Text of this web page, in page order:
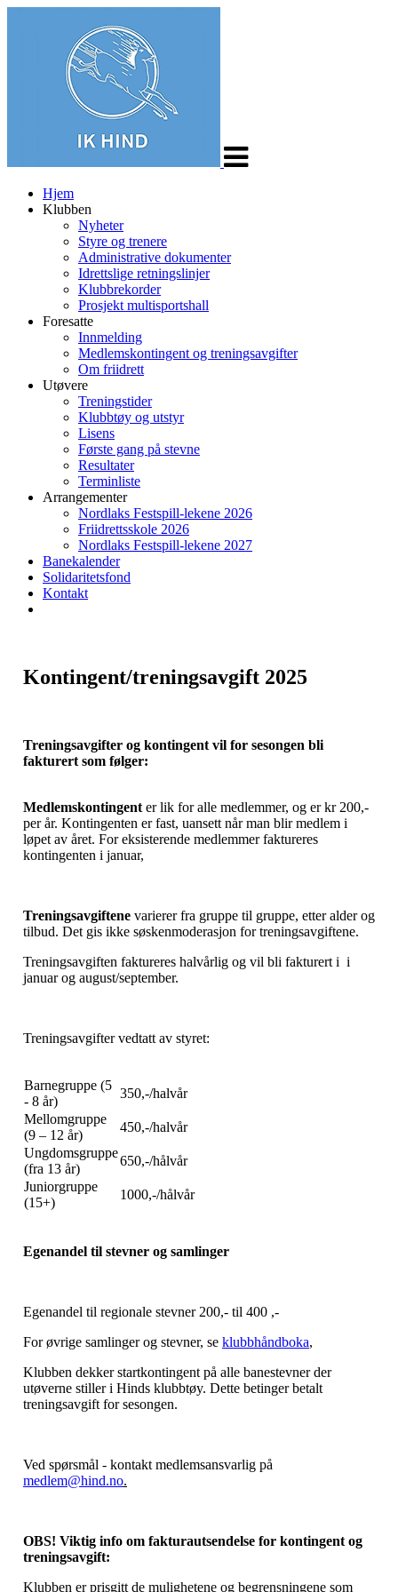
Hjem
Klubben
Nyheter
Styre og trenere
Administrative dokumenter
Idrettslige retningslinjer
Klubbrekorder
Prosjekt multisportshall
Foresatte
Innmelding
Medlemskontingent og treningsavgifter
Om friidrett
Utøvere
Treningstider
Klubbtøy og utstyr
Lisens
Første gang på stevne
Resultater
Terminliste
Arrangementer
Nordlaks Festspill-lekene 2026
Friidrettsskole 2026
Nordlaks Festspill-lekene 2027
Banekalender
Solidaritetsfond
Kontakt
Kontingent/treningsavgift 2025
Treningsavgifter og kontingent vil for sesongen bli
fakturert som følger:
Medlemskontingent er lik for alle medlemmer, og er kr 200,-
per år. Kontingenten er fast, uansett når man blir medlem i
løpet av året. For eksisterende medlemmer faktureres
kontingenten i januar,
Treningsavgiftene varierer fra gruppe til gruppe, etter alder og
tilbud. Det gis ikke søskenmoderasjon for treningsavgiftene.
Treningsavgiften faktureres halvårlig og vil bli fakturert i i
januar og august/september.
Treningsavgifter vedtatt av styret:
Barnegruppe (5
- 8 år)
350,-/halvår
Mellomgruppe
(9 – 12 år)
450,-/halvår
Ungdomsgruppe
(fra 13 år)
650,-/hålvår
Juniorgruppe
(15+)
1000,-/hålvår
Egenandel til stevner og samlinger
Egenandel til regionale stevner 200,- til 400 ,-
For øvrige samlinger og stevner, se klubbhåndboka,
Klubben dekker startkontingent på alle banestevner der
utøverne stiller i Hinds klubbtøy. Dette betinger betalt
treningsavgift for sesongen.
Ved spørsmål - kontakt medlemsansvarlig på
medlem@hind.no.
OBS! Viktig info om fakturautsendelse for kontingent og
treningsavgift:
Klubben er prisgitt de mulighetene og begrensningene som